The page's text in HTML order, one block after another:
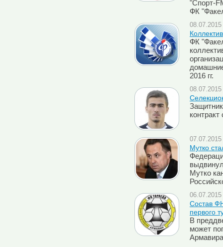
"Спорт-
ФК
ФК
2016 гг.
Мутко
Мутко
Состав
первого
В
может
Армавира